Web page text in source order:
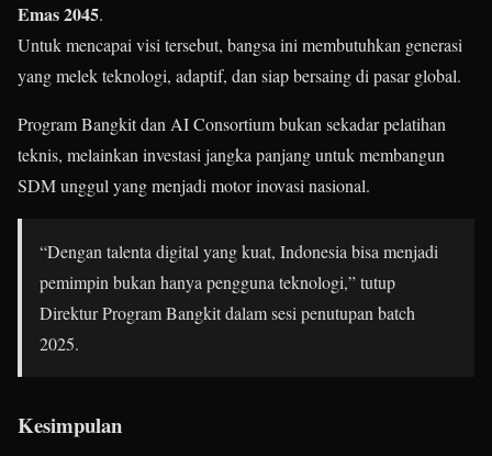
Emas 2045.
Untuk mencapai visi tersebut, bangsa ini membutuhkan generasi
yang melek teknologi, adaptif, dan siap bersaing di pasar global.
Program Bangkit dan AI Consortium bukan sekadar pelatihan
teknis, melainkan investasi jangka panjang untuk membangun
SDM unggul yang menjadi motor inovasi nasional.
“Dengan talenta digital yang kuat, Indonesia bisa menjadi
pemimpin bukan hanya pengguna teknologi,” tutup
Direktur Program Bangkit dalam sesi penutupan batch
2025.
Kesimpulan